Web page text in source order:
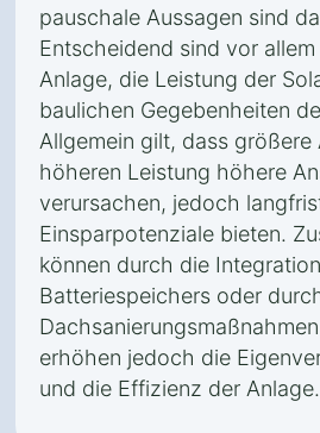
pauschale Aussagen sind
Entscheidend sind vor
Anlage, die Leistung der
baulichen Gegebenheiten
Allgemein gilt, dass größere
höheren Leistung höhere
verursachen, jedoch
Einsparpotenziale bieten.
können durch die
Batteriespeichers oder
erhöhen jedoch die
und die Effizienz der Anlage.